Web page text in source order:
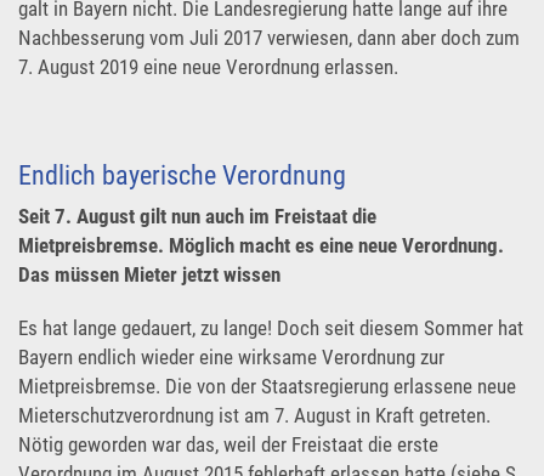
galt in Bayern nicht. Die Landesregierung hatte lange auf ihre
Nachbesserung vom Juli 2017 verwiesen, dann aber doch zum
7. August 2019 eine neue Verordnung erlassen.
Endlich bayerische Verordnung
Seit 7. August gilt nun auch im Freistaat die
Mietpreisbremse. Möglich macht es eine neue Verordnung.
Das müssen Mieter jetzt wissen
Es hat lange gedauert, zu lange! Doch seit diesem Sommer hat
Bayern endlich wieder eine wirksame Verordnung zur
Mietpreisbremse. Die von der Staatsregierung erlassene neue
Mieterschutzverordnung ist am 7. August in Kraft getreten.
Nötig geworden war das, weil der Freistaat die erste